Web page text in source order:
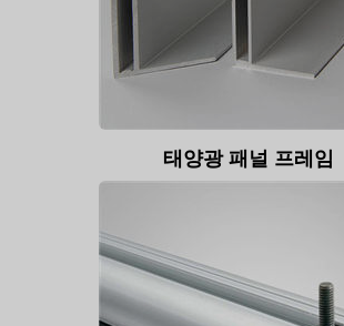
태양광 패널 프레임